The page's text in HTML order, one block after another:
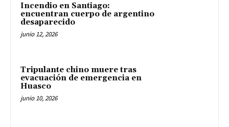
Incendio en Santiago:
encuentran cuerpo de argentino
desaparecido
junio 12, 2026
Tripulante chino muere tras
evacuación de emergencia en
Huasco
junio 10, 2026